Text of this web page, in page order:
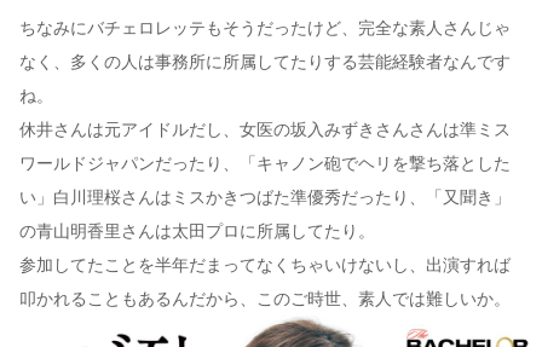
ちなみにバチェロレッテもそうだったけど、完全な素人さんじゃ
なく、多くの人は事務所に所属してたりする芸能経験者なんです
ね。
休井さんは元アイドルだし、女医の坂入みずきさんさんは準ミス
ワールドジャパンだったり、「キャノン砲でヘリを撃ち落とした
い」白川理桜さんはミスかきつばた準優秀だったり、「又聞き」
の青山明香里さんは太田プロに所属してたり。
参加してたことを半年だまってなくちゃいけないし、出演すれば
叩かれることもあるんだから、このご時世、素人では難しいか。